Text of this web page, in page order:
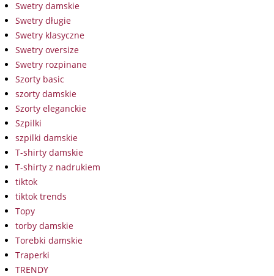
Swetry damskie
Swetry długie
Swetry klasyczne
Swetry oversize
Swetry rozpinane
Szorty basic
szorty damskie
Szorty eleganckie
Szpilki
szpilki damskie
T-shirty damskie
T-shirty z nadrukiem
tiktok
tiktok trends
Topy
torby damskie
Torebki damskie
Traperki
TRENDY